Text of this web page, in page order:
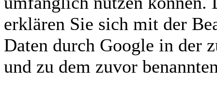
erklären Sie sich mit der
Daten durch Google in der
und zu dem zuvor